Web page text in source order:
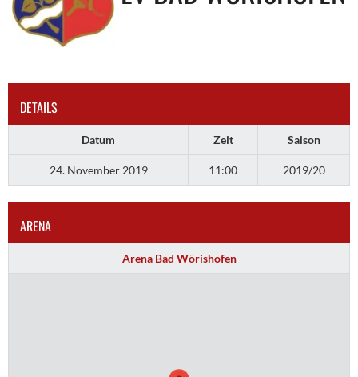
DETAILS
Datum Zeit Saison
24. November 2019 11:00 2019/20
ARENA
Arena Bad Wörishofen